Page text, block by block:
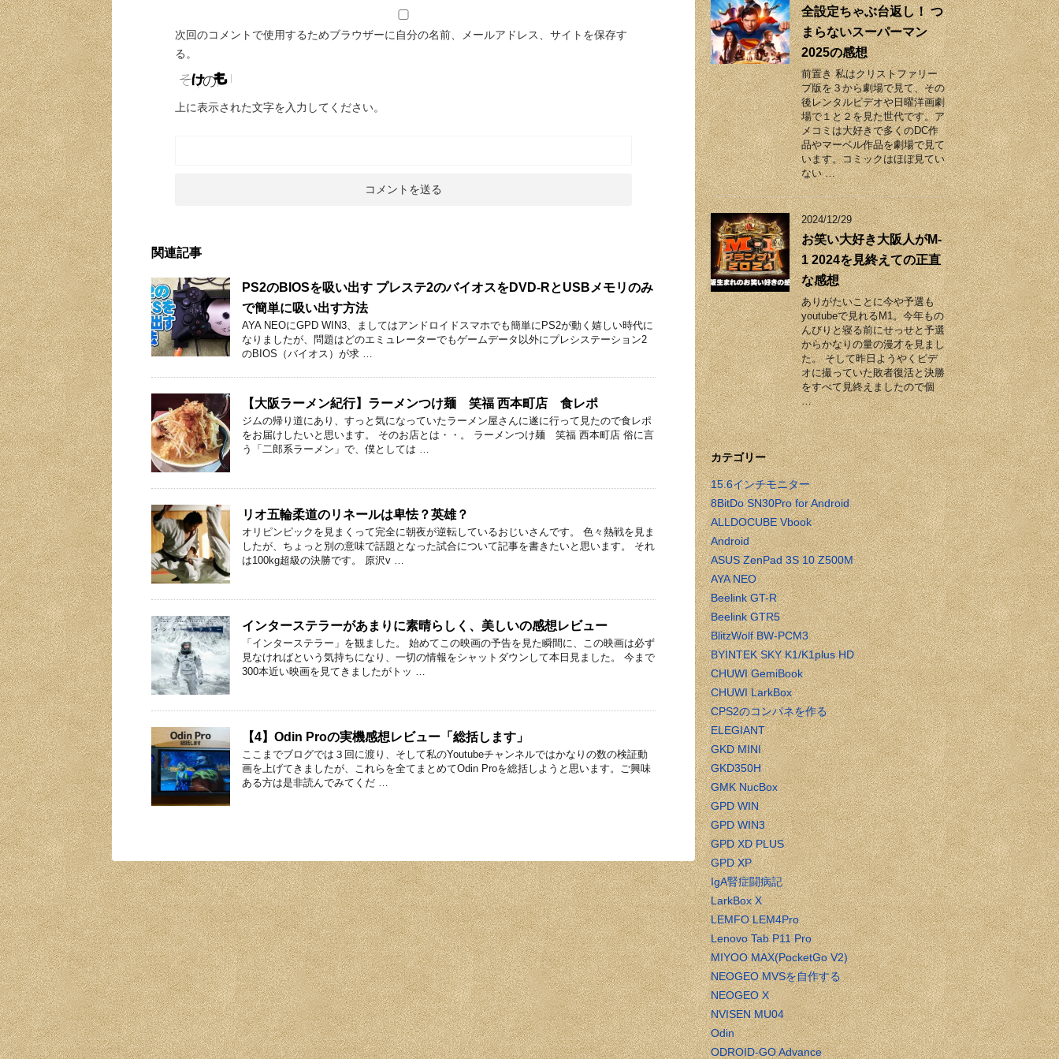
次回のコメントで使用するためブラウザーに自分の名前、メールアドレス、サイトを保存す
る。
上に表示された文字を入力してください。
関連記事
PS2のBIOSを吸い出す プレステ2のバイオスをDVD-RとUSBメモリのみ
で簡単に吸い出す方法
AYA NEOにGPD WIN3、ましてはアンドロイドスマホでも簡単にPS2が動く嬉しい時代に
なりましたが、問題はどのエミュレーターでもゲームデータ以外にプレシステーション2
のBIOS（バイオス）が求 …
【大阪ラーメン紀行】ラーメンつけ麺 笑福 西本町店 食レポ
ジムの帰り道にあり、すっと気になっていたラーメン屋さんに遂に行って見たので食レポ
をお届けしたいと思います。 そのお店とは・・。 ラーメンつけ麺 笑福 西本町店 俗に言
う「二郎系ラーメン」で、僕としては …
リオ五輪柔道のリネールは卑怯？英雄？
オリピンピックを見まくって完全に朝夜が逆転しているおじいさんです。 色々熱戦を見ま
したが、ちょっと別の意味で話題となった試合について記事を書きたいと思います。 それ
は100kg超級の決勝です。 原沢v …
インターステラーがあまりに素晴らしく、美しいの感想レビュー
「インターステラー」を観ました。 始めてこの映画の予告を見た瞬間に、この映画は必ず
見なければという気持ちになり、一切の情報をシャットダウンして本日見ました。 今まで
300本近い映画を見てきましたがトッ …
【4】Odin Proの実機感想レビュー「総括します」
ここまでブログでは３回に渡り、そして私のYoutubeチャンネルではかなりの数の検証動
画を上げてきましたが、これらを全てまとめてOdin Proを総括しようと思います。ご興味
ある方は是非読んでみてくだ …
全設定ちゃぶ台返し！ つ
まらないスーパーマン
2025の感想
前置き 私はクリストファリー
ブ版を３から劇場で見て、その
後レンタルビデオや日曜洋画劇
場で１と２を見た世代です。ア
メコミは大好きで多くのDC作
品やマーベル作品を劇場で見て
います。コミックはほぼ見てい
ない …
2024/12/29
お笑い大好き大阪人がM-
1 2024を見終えての正直
な感想
ありがたいことに今や予選も
youtubeで見れるM1。今年もの
んびりと寝る前にせっせと予選
からかなりの量の漫才を見まし
た。 そして昨日ようやくビデ
オに撮っていた敗者復活と決勝
をすべて見終えましたので個
…
カテゴリー
15.6インチモニター
8BitDo SN30Pro for Android
ALLDOCUBE Vbook
Android
ASUS ZenPad 3S 10 Z500M
AYA NEO
Beelink GT-R
Beelink GTR5
BlitzWolf BW-PCM3
BYINTEK SKY K1/K1plus HD
CHUWI GemiBook
CHUWI LarkBox
CPS2のコンパネを作る
ELEGIANT
GKD MINI
GKD350H
GMK NucBox
GPD WIN
GPD WIN3
GPD XD PLUS
GPD XP
IgA腎症闘病記
LarkBox X
LEMFO LEM4Pro
Lenovo Tab P11 Pro
MIYOO MAX(PocketGo V2)
NEOGEO MVSを自作する
NEOGEO X
NVISEN MU04
Odin
ODROID-GO Advance